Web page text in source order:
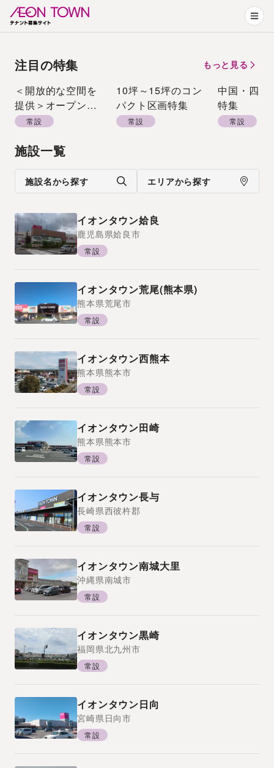
注目の特集 もっと見る
＜開放的な空間を
提供＞オープンエ
アーモール特集
常設
10坪～15坪のコン
パクト区画特集
常設
中国・四国
特集
常設
施設一覧
施設名から探す エリアから探す
イオンタウン姶良
鹿児島県姶良市
常設
イオンタウン荒尾(熊本県)
熊本県荒尾市
常設
イオンタウン西熊本
熊本県熊本市
常設
イオンタウン田崎
熊本県熊本市
常設
イオンタウン長与
長崎県西彼杵郡
常設
イオンタウン南城大里
沖縄県南城市
常設
イオンタウン黒崎
福岡県北九州市
常設
イオンタウン日向
宮崎県日向市
常設